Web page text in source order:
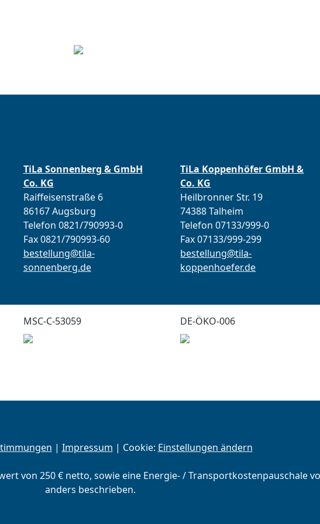
TiLa Sonnenberg & GmbH
Co. KG
Raiffeisenstraße 6
86167 Augsburg
Telefon 0821/790993-0
Fax 0821/790993-60
bestellung@tila-
sonnenberg.de
TiLa Koppenhöfer GmbH &
Co. KG
Heilbronner Str. 19
74388 Talheim
Telefon 07133/999-0
Fax 07133/999-299
bestellung@tila-
koppenhoefer.de
MSC-C-53059 DE-ÖKO-006
| Impressum | Cookie: Einstellungen ändern
von 250 € netto, sowie eine Energie- / Transportkostenpauschale
anders beschrieben.